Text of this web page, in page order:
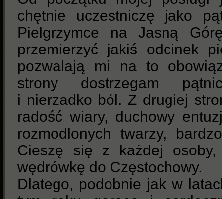
chętnie uczestniczę jako
Pielgrzymce na Jasną
przemierzyć jakiś odcinek
pozwalają mi na to
strony dostrzegam
i nierzadko ból. Z drugiej
radość wiary, duchowy
rozmodlonych twarzy,
Cieszę się z każdej
wędrówkę do Częstochowy.
Dlatego, podobnie jak w